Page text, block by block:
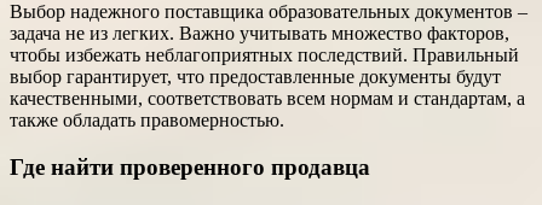
Выбор надежного поставщика образовательных документов –
задача не из легких. Важно учитывать множество факторов,
чтобы избежать неблагоприятных последствий. Правильный
выбор гарантирует, что предоставленные документы будут
качественными, соответствовать всем нормам и стандартам, а
также обладать правомерностью.
Где найти проверенного продавца